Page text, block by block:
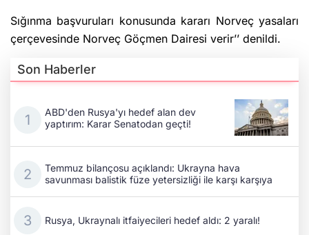
Sığınma başvuruları konusunda kararı Norveç yasaları
çerçevesinde Norveç Göçmen Dairesi verir’’ denildi.
Son Haberler
ABD'den Rusya'yı hedef alan dev
yaptırım: Karar Senatodan geçti!
Temmuz bilançosu açıklandı: Ukrayna hava
savunması balistik füze yetersizliği ile karşı karşıya
Rusya, Ukraynalı itfaiyecileri hedef aldı: 2 yaralı!